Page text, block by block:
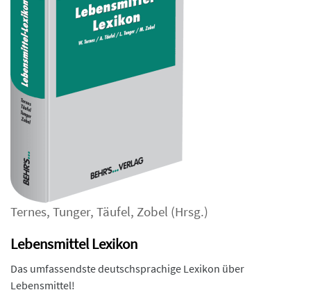
Ternes, Tunger, Täufel, Zobel (Hrsg.)
Lebensmittel Lexikon
Das umfassendste deutschsprachige Lexikon über
Lebensmittel!